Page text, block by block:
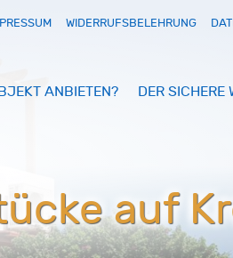
WIDERRUFSBELEHRUNG
ANBIETEN? DER SICHERE
auf